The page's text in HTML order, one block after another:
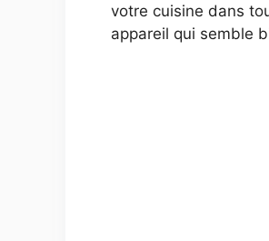
votre cuisine dans
appareil qui semble